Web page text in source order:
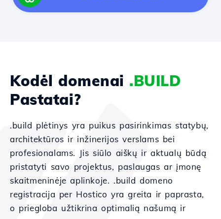
Kodėl domenai .BUILD
Pastatai?
.build plėtinys yra puikus pasirinkimas statybų,
architektūros ir inžinerijos verslams bei
profesionalams. Jis siūlo aiškų ir aktualų būdą
pristatyti savo projektus, paslaugas ar įmonę
skaitmeninėje aplinkoje. .build domeno
registracija per Hostico yra greita ir paprasta,
o priegloba užtikrina optimalią našumą ir